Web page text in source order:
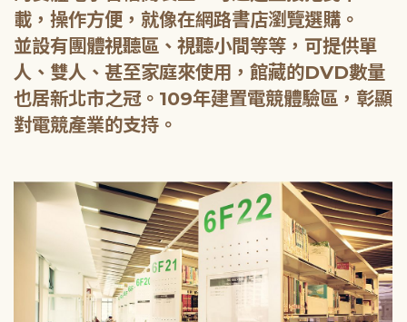
載，操作方便，就像在網路書店瀏覽選購。
並設有團體視聽區、視聽小間等等，可提供單
人、雙人、甚至家庭來使用，館藏的DVD數量
也居新北市之冠。109年建置電競體驗區，彰顯
對電競產業的支持。